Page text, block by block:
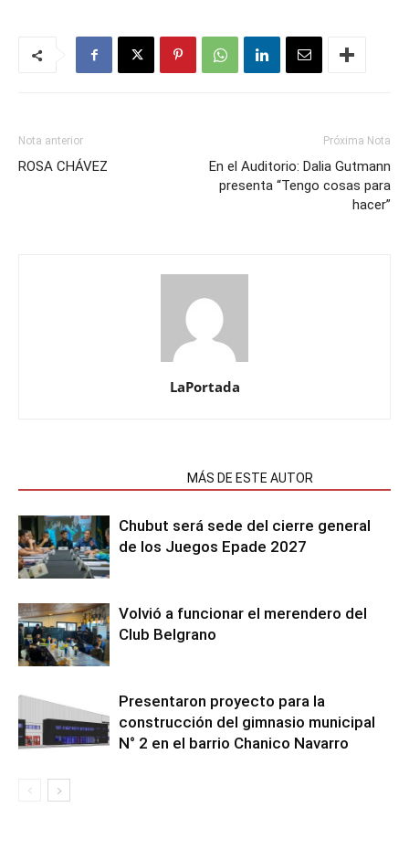
Nota anterior
ROSA CHÁVEZ
Próxima Nota
En el Auditorio: Dalia Gutmann
presenta “Tengo cosas para
hacer”
LaPortada
MÁS DE ESTE AUTOR
Chubut será sede del cierre general
de los Juegos Epade 2027
Volvió a funcionar el merendero del
Club Belgrano
Presentaron proyecto para la
construcción del gimnasio municipal
N° 2 en el barrio Chanico Navarro